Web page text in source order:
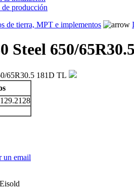
producción
de tierra, MPT e implementos
Steel 650/